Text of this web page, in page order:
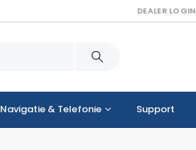
DEALER LOGIN
Navigatie & Telefonie Support